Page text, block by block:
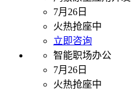
7月26日
火热抢座中
立即咨询
智能职场办公
7月26日
火热抢座中